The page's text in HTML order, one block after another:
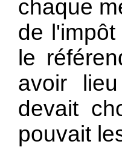
chaque
de
le
avoir
devait
pouvait